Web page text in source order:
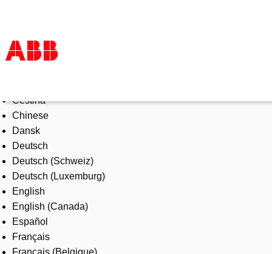
Products & Solutions
Industries
Services
About us
Where to buy
Contact us
Careers
Čeština
Chinese
Dansk
Deutsch
Deutsch (Schweiz)
Deutsch (Luxemburg)
English
English (Canada)
Español
Français
Français (Belgique)